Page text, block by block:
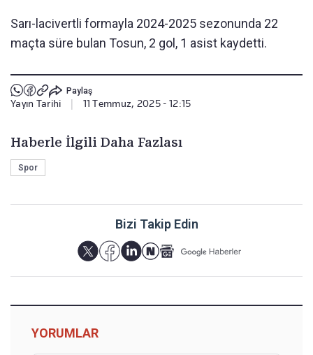
Sarı-lacivertli formayla 2024-2025 sezonunda 22
maçta süre bulan Tosun, 2 gol, 1 asist kaydetti.
Paylaş
Yayın Tarihi 11 Temmuz, 2025 - 12:15
Haberle İlgili Daha Fazlası
Spor
Bizi Takip Edin
YORUMLAR